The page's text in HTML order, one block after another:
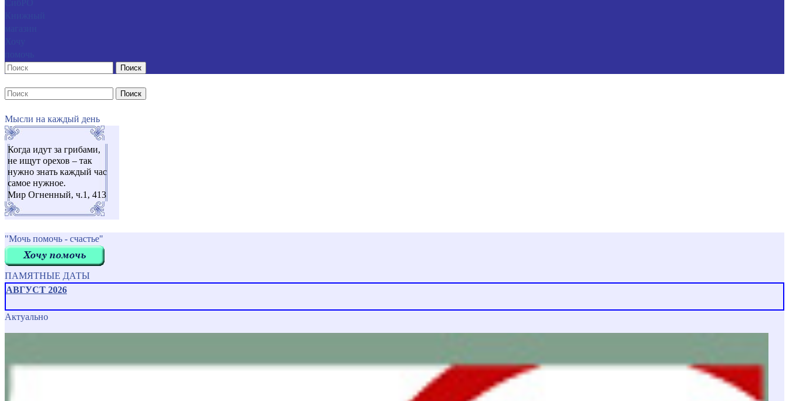
Поиск
Поиск
Мысли на каждый день
Когда идут за грибами,
не ищут орехов – так
нужно знать каждый час
самое нужное.
Мир Огненный, ч.1, 413
"Мочь помочь - счастье"
ПАМЯТНЫЕ ДАТЫ
АВГУСТ 2026
Актуально